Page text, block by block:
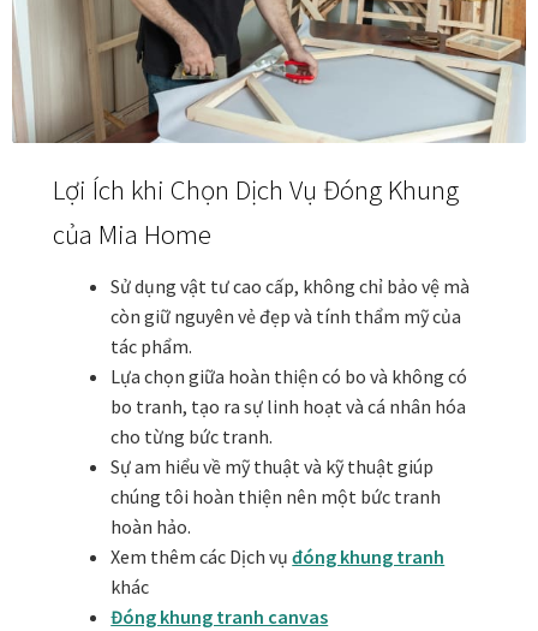
Khung tranh gỗ sồi
Khung tranh treo tường
Kim liên vạn phúc phòng thờ
Liên hệ
Nghệ thuật sơn mài dát vàng
Nhận vẽ tranh theo yêu cầu
Phương thức thanh toán
Quà tặng cao cấp
Quà tặng đối tác nước ngoài
Lợi Ích khi Chọn Dịch Vụ Đóng Khung
của Mia Home
Sử dụng vật tư cao cấp, không chỉ bảo vệ mà
còn giữ nguyên vẻ đẹp và tính thẩm mỹ của
tác phẩm.
Lựa chọn giữa hoàn thiện có bo và không có
bo tranh, tạo ra sự linh hoạt và cá nhân hóa
cho từng bức tranh.
Sự am hiểu về mỹ thuật và kỹ thuật giúp
chúng tôi hoàn thiện nên một bức tranh
hoàn hảo.
Xem thêm các Dịch vụđóng khung tranh
khác
Đóng khung tranh canvas